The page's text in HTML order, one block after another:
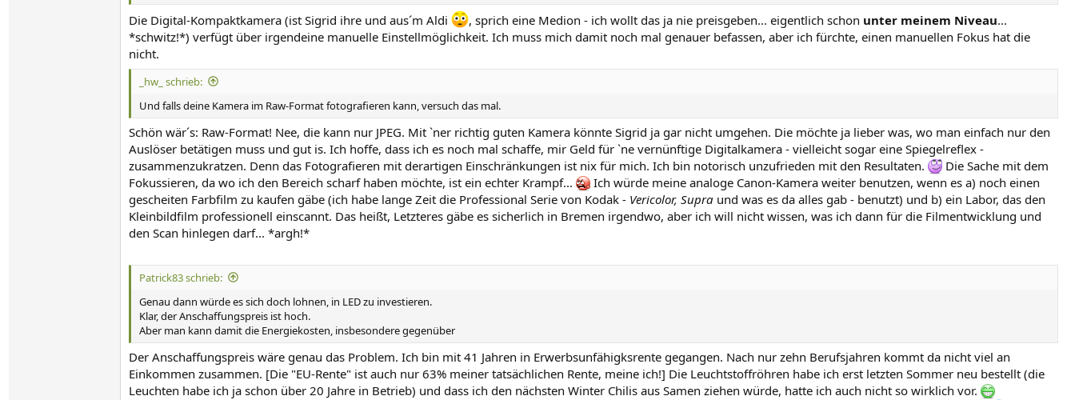
Die Digital-Kompaktkamera (ist Sigrid ihre und aus´m Aldi , sprich eine Medion - ich wollt das ja nie preisgeben... eigentlich schon unter meinem Niveau...
*schwitz!*) verfügt über irgendeine manuelle Einstellmöglichkeit. Ich muss mich damit noch mal genauer befassen, aber ich fürchte, einen manuellen Fokus hat die
nicht.
_hw_ schrieb:
Und falls deine Kamera im Raw-Format fotografieren kann, versuch das mal.
Schön wär´s: Raw-Format! Nee, die kann nur JPEG. Mit `ner richtig guten Kamera könnte Sigrid ja gar nicht umgehen. Die möchte ja lieber was, wo man einfach nur den
Auslöser betätigen muss und gut is. Ich hoffe, dass ich es noch mal schaffe, mir Geld für `ne vernünftige Digitalkamera - vielleicht sogar eine Spiegelreflex -
zusammenzukratzen. Denn das Fotografieren mit derartigen Einschränkungen ist nix für mich. Ich bin notorisch unzufrieden mit den Resultaten.
Die Sache mit dem
Fokussieren, da wo ich den Bereich scharf haben möchte, ist ein echter Krampf...
Ich würde meine analoge Canon-Kamera weiter benutzen, wenn es a) noch einen
gescheiten Farbfilm zu kaufen gäbe (ich habe lange Zeit die Professional Serie von Kodak - Vericolor, Supra und was es da alles gab - benutzt) und b) ein Labor, das den
Kleinbildfilm professionell einscannt. Das heißt, Letzteres gäbe es sicherlich in Bremen irgendwo, aber ich will nicht wissen, was ich dann für die Filmentwicklung und
den Scan hinlegen darf... *argh!*
Patrick83 schrieb:
Genau dann würde es sich doch lohnen, in LED zu investieren.
Klar, der Anschaffungspreis ist hoch.
Aber man kann damit die Energiekosten, insbesondere gegenüber
Der Anschaffungspreis wäre genau das Problem. Ich bin mit 41 Jahren in Erwerbsunfähigksrente gegangen. Nach nur zehn Berufsjahren kommt da nicht viel an
Einkommen zusammen. [Die "EU-Rente" ist auch nur 63% meiner tatsächlichen Rente, meine ich!] Die Leuchtstoffröhren habe ich erst letzten Sommer neu bestellt (die
Leuchten habe ich ja schon über 20 Jahre in Betrieb) und dass ich den nächsten Winter Chilis aus Samen ziehen würde, hatte ich auch nicht so wirklich vor.